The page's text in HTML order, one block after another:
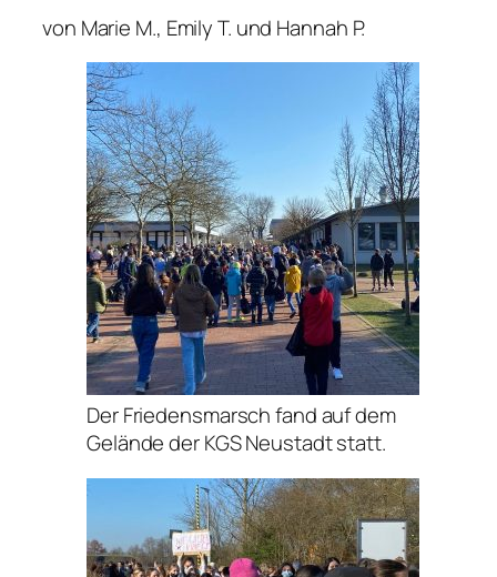
von Marie M., Emily T. und Hannah P.
Der Friedensmarsch fand auf dem
Gelände der KGS Neustadt statt.